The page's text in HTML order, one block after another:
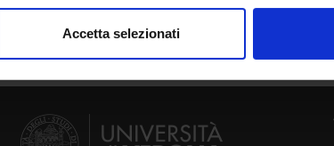
momento dalla Dichiarazione sui cookie.
servizi.
Accetta selezionati